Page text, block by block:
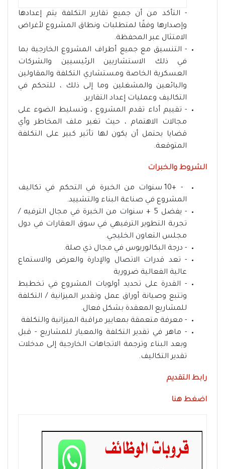
- التأكد من أن جميع تقارير التكلفة يتم إعدادها
وإصدارها وفقًا لمتطلبات ونطاق المشروع لأغراض
الامتثال عبر المحفظة.
- التنسيق مع جميع أطراف المشروع الخارجية بما
في ذلك الاستشاريين الرئيسيين والشركات
العسكرية الخاصة ومستشاري التكلفة والمقاولين
والبائعين والمشغلين وما إلى ذلك ، للتحكم في
التكاليف وعمليات إعداد التقارير.
- تقييم أداء تقدم المشروع ، وتسليط الضوء على
مجالات الاهتمام ، حيث تغير ملف المخاطر وأي
قضايا يحتمل أن يكون لها تأثير كبير على التكلفة
المتوقعة.
الشروط والخبرات
- +10 سنوات من الخبرة في التحكم في تكاليف
المشروع في صناعة البناء والتشييد.
- يفضل 5 + سنوات من الخبرة في مجال الترفيه /
تجربة التطوير الترفيهي في سوق العقارات في دول
مجلس التعاون الخليجي.
- درجة البكالوريوس في مجال ذي صلة.
- تعد قدرات الاتصال والإدارة والعرض والاستماع
عالية الفعالية ضرورية
- القدرة على تحديد أولويات المشروع في تخطيط
وتتبع وصيانة أوراق عمل وتقدير الميزانية / التكلفة
للمشاريع المعقدة بشكل فعال.
- معرفة متعمقة بمعايير مراقبة الميزانية والتكلفة
- ماهر في تقدير التكلفة والمعيار للمشاريع - قبل
وبعد البناء وترجمة الاتجاهات الخارجية إلى مدخلات
تقدير التكاليف.
رابط التقديم
اضغط هنا